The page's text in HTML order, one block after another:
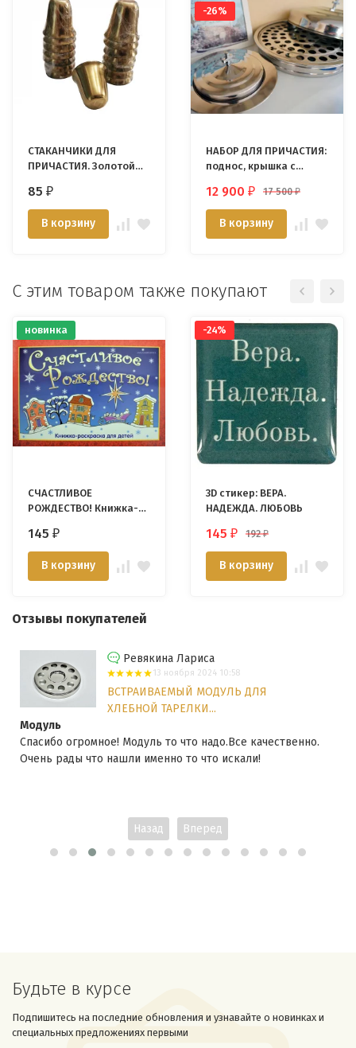
СТАКАНЧИКИ ДЛЯ
ПРИЧАСТИЯ. Золотой
сталь/
85 ₽
В корзину
-26%
НАБОР ДЛЯ ПРИЧАСТИЯ:
поднос, крышка с
хлеба /72 стаканчика/
12 900 ₽ 17 500₽
В корзину
С этим товаром также покупают
новинка
СЧАСТЛИВОЕ
РОЖДЕСТВО! Книжка-
145 ₽
В корзину
-24%
3D стикер: ВЕРА.
НАДЕЖДА. ЛЮБОВЬ
145 ₽ 192₽
В корзину
Отзывы покупателей
Ревякина Лариса
13 ноября 2024 10:58
ВСТРАИВАЕМЫЙ МОДУЛЬ ДЛЯ
ХЛЕБНОЙ ТАРЕЛКИ...
Модуль
Спасибо огромное! Модуль то что надо.Все качественно.
Очень рады что нашли именно то что искали!
Назад Вперед
Будьте в курсе
Подпишитесь на последние обновления и узнавайте о новинках и
специальных предложениях первыми